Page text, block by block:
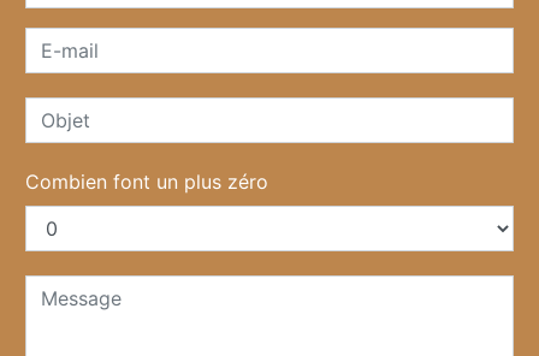
Combien font un plus zéro